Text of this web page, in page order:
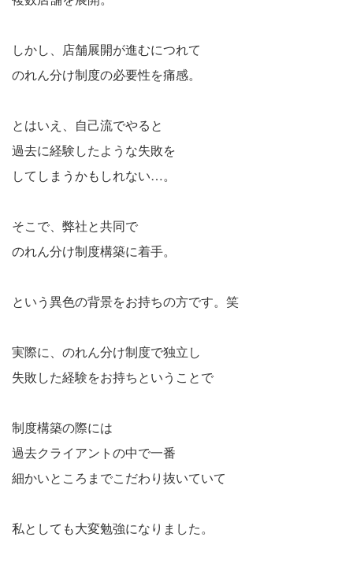
しかし、店舗展開が進むにつれて
のれん分け制度の必要性を痛感。
とはいえ、自己流でやると
過去に経験したような失敗を
してしまうかもしれない…。
そこで、弊社と共同で
のれん分け制度構築に着手。
という異色の背景をお持ちの方です。笑
実際に、のれん分け制度で独立し
失敗した経験をお持ちということで
制度構築の際には
過去クライアントの中で一番
細かいところまでこだわり抜いていて
私としても大変勉強になりました。